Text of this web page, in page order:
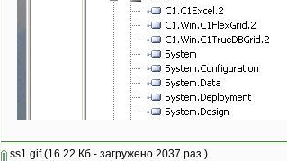
ss1.gif(16.22 Кб - загружено 2037 раз.)